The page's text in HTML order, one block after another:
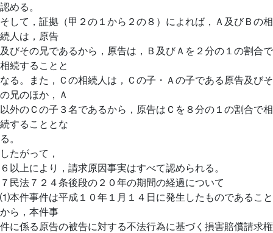
認める。
そして，証拠（甲２の１から２の８）によれば，Ａ及びＢの相
続人は，原告
及びその兄であるから，原告は，Ｂ及びＡを２分の１の割合で
相続することと
なる。また，Ｃの相続人は，Ｃの子・Ａの子である原告及びそ
の兄のほか，Ａ
以外のＣの子３名であるから，原告はＣを８分の１の割合で相
続することとな
る。
したがって，
６以上により，請求原因事実はすべて認められる。
７民法７２４条後段の２０年の期間の経過について
⑴本件事件は平成１０年１月１４日に発生したものであること
から，本件事
件に係る原告の被告に対する不法行為に基づく損害賠償請求権